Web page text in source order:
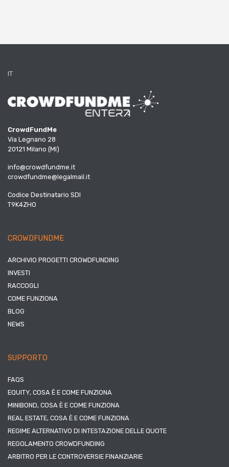
IT
CrowdFundMe
Via Legnano 28
20121 Milano (MI)
info@crowdfundme.it
crowdfundme@legalmail.it
Codice Destinatario SDI
T9K4ZHO
CROWDFUNDME
ARCHIVIO PROGETTI CROWDFUNDING
INVESTI
RACCOGLI
COME FUNZIONA
BLOG
NEWS
SUPPORTO
FAQS
EQUITY, COSA È E COME FUNZIONA
MINIBOND, COSA È E COME FUNZIONA
REAL ESTATE, COSA È E COME FUNZIONA
REGIME ALTERNATIVO DI INTESTAZIONE DELLE QUOTE
REGOLAMENTO CROWDFUNDING
ARBITRO PER LE CONTROVERSIE FINANZIARIE